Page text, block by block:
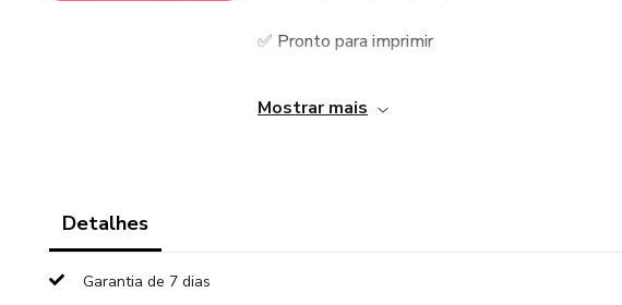
✅ Pronto para imprimir
✅ Fácil de seguir
💥 Corre! É só por 7 dias.
Mostrar mais
Detalhes
Garantia de 7 dias